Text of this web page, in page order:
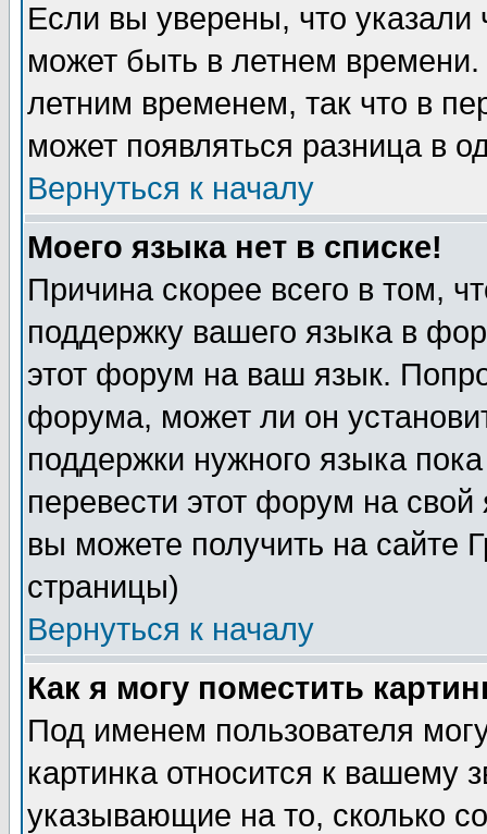
Если вы уверены, что указали
может быть в летнем
летним временем, так что в
может появляться разница в
Вернуться к началу
Моего языка нет в списке!
Причина скорее всего в том,
поддержку вашего языка в
этот форум на ваш язык.
форума, может ли он
поддержки нужного языка
перевести этот форум на
вы можете получить на сайте
страницы)
Вернуться к началу
Как я могу поместить
Под именем пользователя
картинка относится к вашему
указывающие на то, сколько